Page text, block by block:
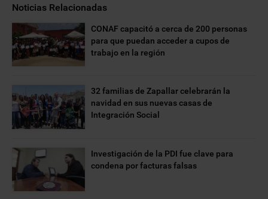
Noticias Relacionadas
CONAF capacitó a cerca de 200 personas
para que puedan acceder a cupos de
trabajo en la región
32 familias de Zapallar celebrarán la
navidad en sus nuevas casas de
Integración Social
Investigación de la PDI fue clave para
condena por facturas falsas